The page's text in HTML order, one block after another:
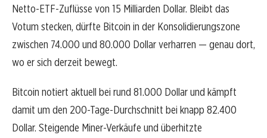
Netto-ETF-Zuflüsse von 15 Milliarden Dollar. Bleibt das
Votum stecken, dürfte Bitcoin in der Konsolidierungszone
zwischen 74.000 und 80.000 Dollar verharren — genau dort,
wo er sich derzeit bewegt.
Bitcoin notiert aktuell bei rund 81.000 Dollar und kämpft
damit um den 200-Tage-Durchschnitt bei knapp 82.400
Dollar. Steigende Miner-Verkäufe und überhitzte